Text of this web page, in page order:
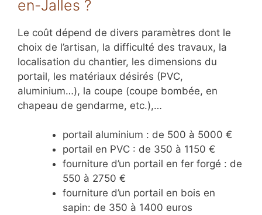
en-Jalles ?
Le coût dépend de divers paramètres dont le
choix de l’artisan, la difficulté des travaux, la
localisation du chantier, les dimensions du
portail, les matériaux désirés (PVC,
aluminium…), la coupe (coupe bombée, en
chapeau de gendarme, etc.),…
portail aluminium : de 500 à 5000 €
portail en PVC : de 350 à 1150 €
fourniture d’un portail en fer forgé : de
550 à 2750 €
fourniture d’un portail en bois en
sapin: de 350 à 1400 euros